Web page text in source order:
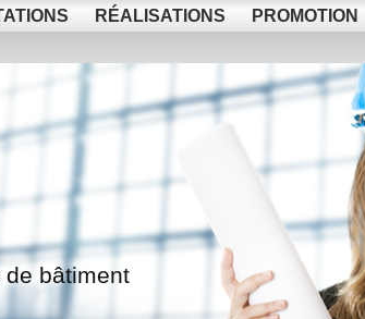
RÉALISATIONS PROMOTION
de bâtiment